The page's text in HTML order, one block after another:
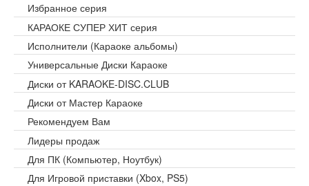
Избранное серия
КАРАОКЕ СУПЕР ХИТ серия
Исполнители (Караоке альбомы)
Универсальные Диски Караоке
Диски от KARAOKE-DISC.CLUB
Диски от Мастер Караоке
Рекомендуем Вам
Лидеры продаж
Для ПК (Компьютер, Ноутбук)
Для Игровой приставки (Xbox, PS5)